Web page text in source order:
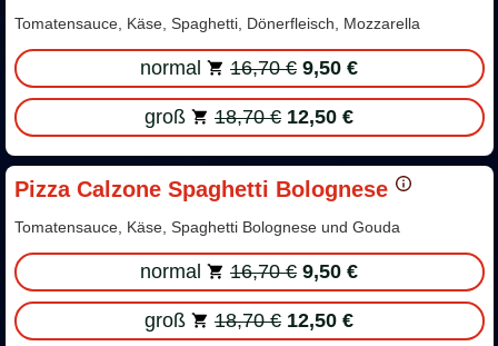
Tomatensauce, Käse, Spaghetti, Dönerfleisch, Mozzarella
normal 16,70 € 9,50 €
groß 18,70 € 12,50 €
Pizza Calzone Spaghetti Bolognese
Tomatensauce, Käse, Spaghetti Bolognese und Gouda
normal 16,70 € 9,50 €
groß 18,70 € 12,50 €